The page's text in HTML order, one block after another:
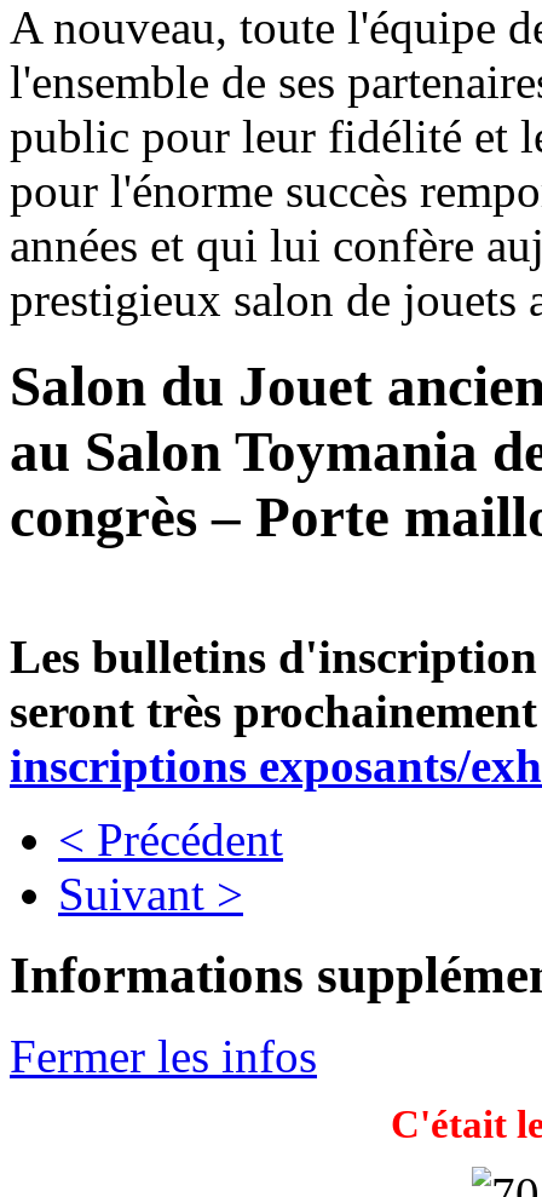
A nouveau, toute l'équipe
l'ensemble de ses
public pour leur fidélité et
pour l'énorme succès
années et qui lui confère
prestigieux salon de jouets
Salon du Jouet
au Salon Toymania
congrès – Porte
Les bulletins d'inscription
seront très
inscriptions exposants/
< Précédent
Suivant >
Informations
Fermer les infos
C'était